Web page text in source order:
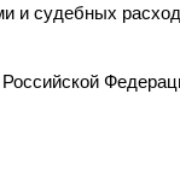
и судебных